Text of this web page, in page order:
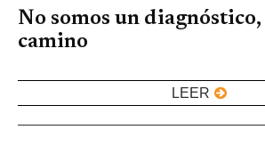
No somos un diagnóstico,
camino
LEER